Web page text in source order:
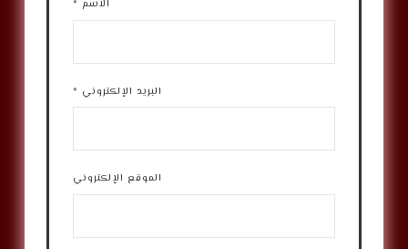
الاسم *
البريد الإلكتروني *
الموقع الإلكتروني